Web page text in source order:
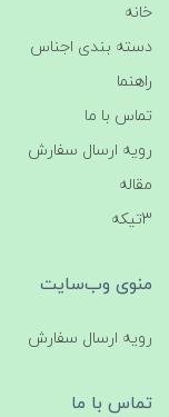
خانه
دسته بندی اجناس
راهنما
تماس با ما
رویه ارسال سفارش
مقاله
3تیکه
منوی وب‌سایت
رویه ارسال سفارش
تماس با ما